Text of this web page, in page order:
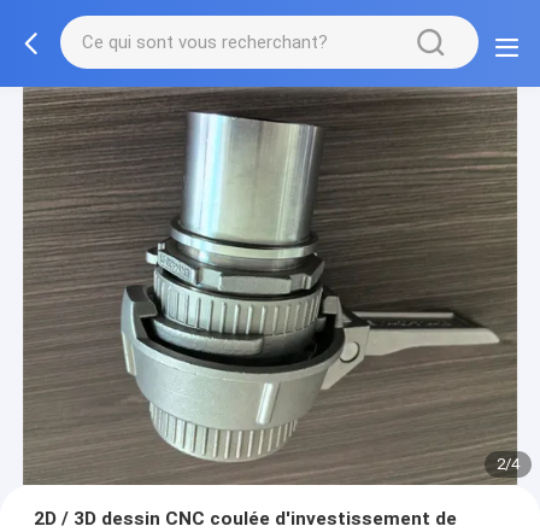
2/4
2D / 3D dessin CNC coulée d'investissement de